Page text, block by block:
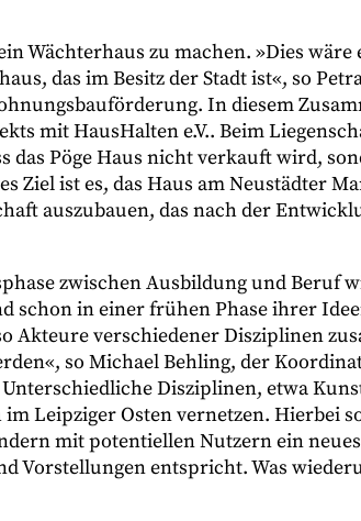
Wächterhaus zu machen. »Dies
das im Besitz der Stadt ist«, so
In diesem
mit HausHalten e.V.. Beim
das Pöge Haus nicht verkauft wird,
Ziel ist es, das Haus am Neustädter
auszubauen, das nach der
zwischen Ausbildung und Beruf
schon in einer frühen Phase ihrer
Akteure verschiedener Disziplinen
so Michael Behling, der
Disziplinen, etwa
Leipziger Osten vernetzen. Hierbei
mit potentiellen Nutzern ein
Vorstellungen entspricht. Was